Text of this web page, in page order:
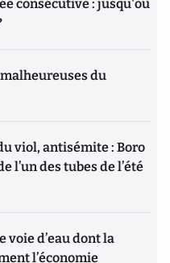
consécutive : jusqu'où
du
viol, antisémite : Boro
l’un des tubes de l’été
voie d’eau dont la
l’économie